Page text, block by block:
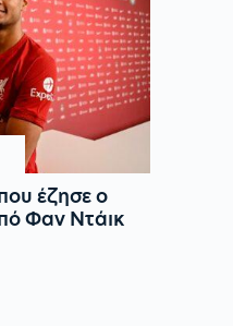
έζησε ο
Φαν Ντάικ